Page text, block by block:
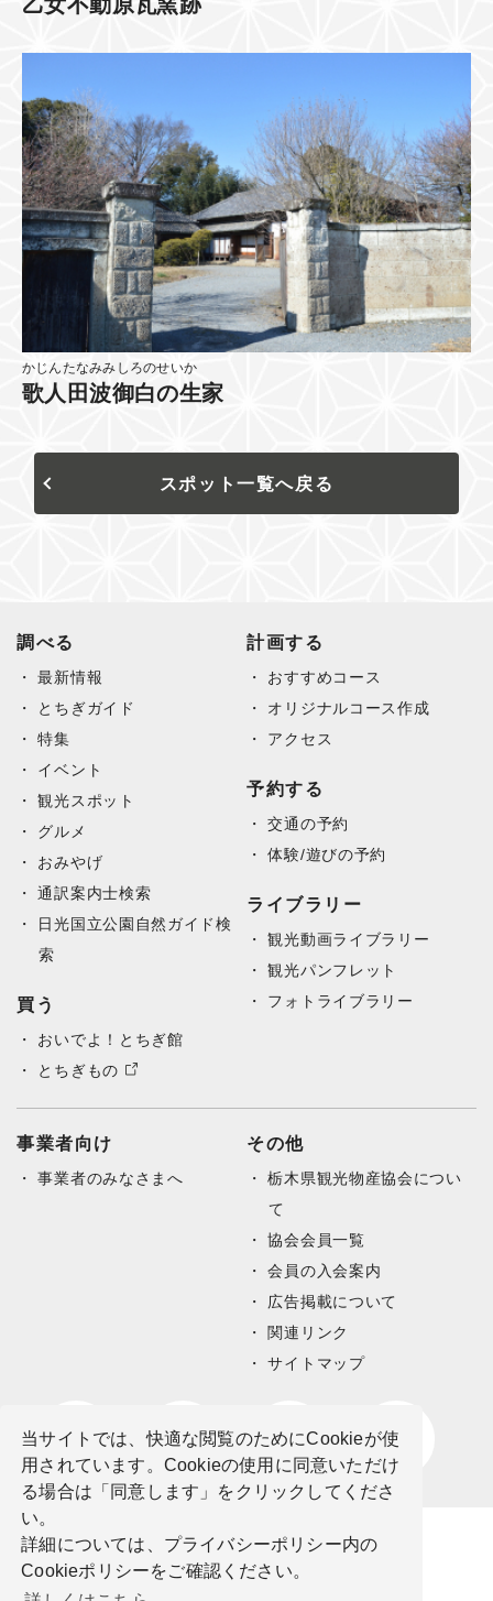
当サイトでは、快適な閲覧のためにCookieが使
用されています。Cookieの使用に同意いただけ
る場合は「同意します」をクリックしてくださ
い。
詳細については、プライバシーポリシー内の
Cookieポリシーをご確認ください。
かじんたなみみしろのせいか
歌人田波御白の生家
スポット一覧へ戻る
調べる
最新情報
とちぎガイド
特集
イベント
観光スポット
グルメ
おみやげ
通訳案内士検索
日光国立公園自然ガイド検
索
買う
おいでよ！とちぎ館
とちぎもの
計画する
おすすめコース
オリジナルコース作成
アクセス
予約する
交通の予約
体験/遊びの予約
ライブラリー
観光動画ライブラリー
観光パンフレット
フォトライブラリー
事業者向け
事業者のみなさまへ
その他
栃木県観光物産協会につい
て
協会会員一覧
会員の入会案内
広告掲載について
関連リンク
サイトマップ